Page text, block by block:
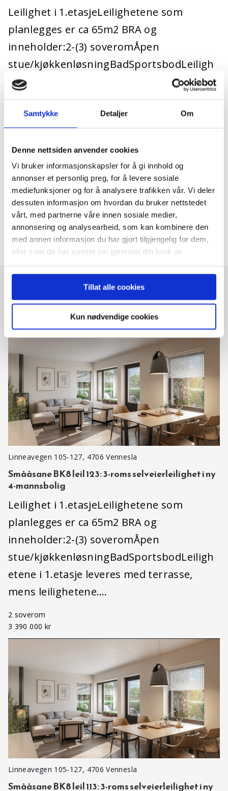
Samtykke Detaljer Om
Denne nettsiden anvender cookies
Vi bruker informasjonskapsler for å gi innhold og
annonser et personlig preg, for å levere sosiale
mediefunksjoner og for å analysere trafikken vår. Vi deler
dessuten informasjon om hvordan du bruker nettstedet
vårt, med partnerne våre innen sosiale medier,
annonsering og analysearbeid, som kan kombinere den
med annen informasjon du har gjort tilgjengelig for dem,
eller som de har samlet inn gjennom din bruk av
Tillat alle cookies
Kun nødvendige cookies
Leilighet i 1.etasjeLeilighetene som
planlegges er ca 65m2 BRA og
inneholder:2-(3) soveromÅpen
stue/kjøkkenløsningBadSportsbodLeiligh
etene i 1.etasje leveres med terrasse,
Flere boliger
Del på sosiale medier Kopier lenkeTwitterFacebook
Relaterte boliger
Linneavegen 105-127, 4706 Vennesla
Smååsane BK8 leil 123: 3-roms selveierleilighet i ny
4-mannsbolig
Leilighet i 1.etasjeLeilighetene som
planlegges er ca 65m2 BRA og
inneholder:2-(3) soveromÅpen
stue/kjøkkenløsningBadSportsbodLeiligh
etene i 1.etasje leveres med terrasse,
mens leilighetene….
2 soverom
3 390 000 kr
Linneavegen 105-127, 4706 Vennesla
Smååsane BK8 leil 113: 3-roms selveierleilighet i ny